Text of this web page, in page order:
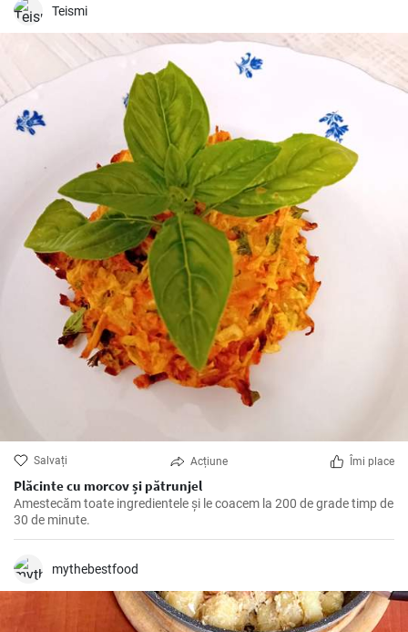
Teismi
Salvați Acțiune Îmi place
Plăcinte cu morcov și pătrunjel
Amestecăm toate ingredientele și le coacem la 200 de grade timp de
30 de minute.
mythebestfood